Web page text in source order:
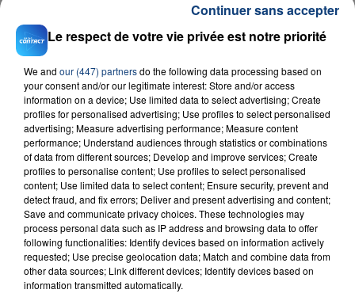
23 juillet 2026
INCENDIE MORTEL À LENS : UNE FEMME ET
SON BÉBÉ ENTRE LA VIE ET LA...
Un homme s'est immolé par le feu après avoir
aspergé sa compagne et leur bébé de trois mois
d'un liquide inflammable.
Le respect de votre vie privée est notre priorité
We and our (447) partnersdo the following data processing based on
your consent and/or our legitimate interest: Store and/or access
information on a device; Use limited data to select advertising; Create
profiles for personalised advertising; Use profiles to select personalised
advertising; Measure advertising performance; Measure content
performance; Understand audiences through statistics or combinations
of data from different sources; Develop and improve services; Create
profiles to personalise content; Use profiles to select personalised
content; Use limited data to select content; Ensure security, prevent and
detect fraud, and fix errors; Deliver and present advertising and content;
Save and communicate privacy choices. These technologies may
process personal data such as IP address and browsing data to offer
following functionalities: Identify devices based on information actively
requested; Use precise geolocation data; Match and combine data from
other data sources; Link different devices; Identify devices based on
information transmitted automatically.
Continuer sans accepter